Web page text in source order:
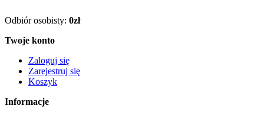
Odbiór osobisty: 0zł
Twoje konto
Zaloguj się
Zarejestruj się
Koszyk
Informacje